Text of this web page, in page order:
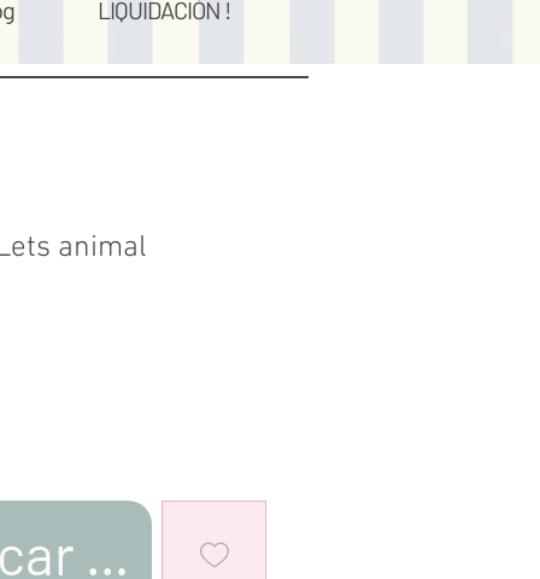
LIQUIDACIÓN !
animal
al estar disponible